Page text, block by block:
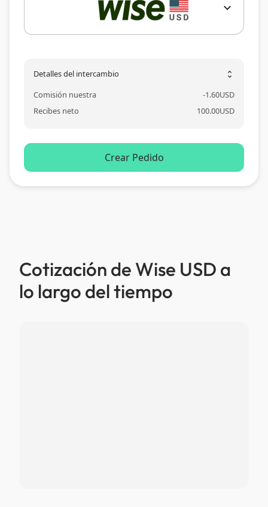
expand_more
Detalles del intercambio unfold_more
Comisión nuestra -1.60USD
Recibes neto
100.00USD
Crear Pedido
Cotización de Wise USD a
lo largo del tiempo